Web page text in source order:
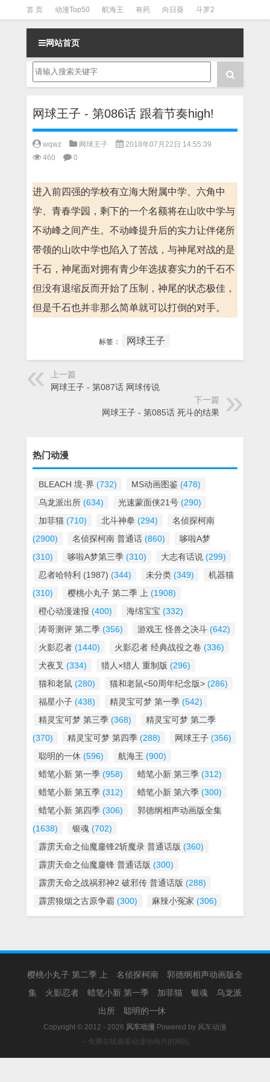
首 页 动漫Top50 航海王 有药 向日葵 斗罗2
斗罗3 火影 一拳超人 柯南 阴阳师 节目清单
网站首页
网球王子 - 第086话 跟着节奏high!
wqwz 网球王子
2018年07月22日 14:55:39
460
0
进入前四强的学校有立海大附属中学、六角中
学、青春学园，剩下的一个名额将在山吹中学与
不动峰之间产生。不动峰提升后的实力让伴佬所
带领的山吹中学也陷入了苦战，与神尾对战的是
千石，神尾面对拥有青少年选拔赛实力的千石不
但没有退缩反而开始了压制，神尾的状态极佳，
但是千石也并非那么简单就可以打倒的对手。
标签： 网球王子
上一篇
网球王子 - 第087话 网球传说
下一篇
网球王子 - 第085话 死斗的结果
热门动漫
BLEACH 境·界 (732) MS动画图鉴 (478)
乌龙派出所 (634) 光速蒙面侠21号 (290)
加菲猫 (710) 北斗神拳 (294)
名侦探柯南
(2900)
名侦探柯南 普通话 (860)
哆啦A梦
(310)
哆啦A梦第三季 (310) 大志有话说 (299)
忍者哈特利 (1987) (344) 未分类 (349)
机器猫
(310)
樱桃小丸子 第二季 上 (1908)
橙心动漫速报 (400) 海绵宝宝 (332)
涛哥测评 第二季 (356) 游戏王 怪兽之决斗 (642)
火影忍者 (1440) 火影忍者 经典战役之卷 (336)
犬夜叉 (334) 猎人×猎人 重制版 (296)
猫和老鼠 (280) 猫和老鼠<50周年纪念版> (286)
福星小子 (438) 精灵宝可梦 第一季 (542)
精灵宝可梦 第三季 (368)
精灵宝可梦 第二季
(370)
精灵宝可梦 第四季 (288) 网球王子 (356)
聪明的一休 (596) 航海王 (900)
蜡笔小新 第一季 (958) 蜡笔小新 第三季 (312)
蜡笔小新 第五季 (312) 蜡笔小新 第六季 (300)
蜡笔小新 第四季 (306)
郭德纲相声动画版全集
(1638)
银魂 (702)
霹雳天命之仙魔鏖锋2斩魔录 普通话版 (360)
霹雳天命之仙魔鏖锋 普通话版 (300)
霹雳天命之战祸邪神2 破邪传 普通话版 (288)
霹雳狼烟之古原争霸 (300) 麻辣小冤家 (306)
樱桃小丸子 第二季 上 名侦探柯南
郭德纲相声动画版全
集
火影忍者 蜡笔小新 第一季 加菲猫 银魂
乌龙派
出所
聪明的一休
Copyright © 2012 - 2026 风车动漫 Powered by 风车动漫
－免费在线观看动漫动画片的网站